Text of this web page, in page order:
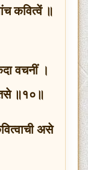
कवित्वें ॥
वचनीं ।
॥१०॥
असे